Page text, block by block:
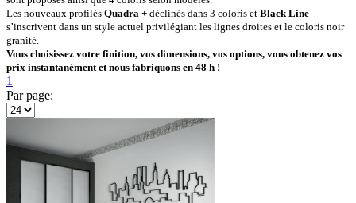
Les nouveaux profilés Quadra + déclinés dans 3 coloris et Black Line
s’inscrivent dans un style actuel privilégiant les lignes droites et le coloris noir
granité.
Vous choisissez votre finition, vos dimensions, vos options, vous obtenez vos
prix instantanément et nous fabriquons en 48 h !
1
Par page: